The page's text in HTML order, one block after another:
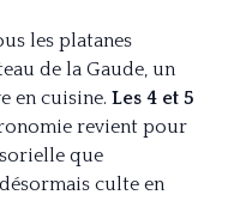
les platanes
de la Gaude, un
en cuisine. Les 4 et 5
revient pour
que
culte en